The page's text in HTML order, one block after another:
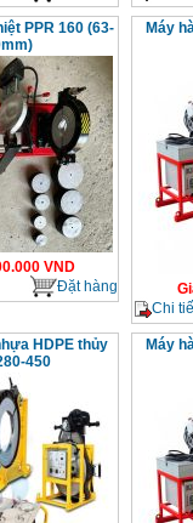
PPR 160 (63-
VND
Đặt hàng
Máy
Chi
HDPE thủy
450
Máy